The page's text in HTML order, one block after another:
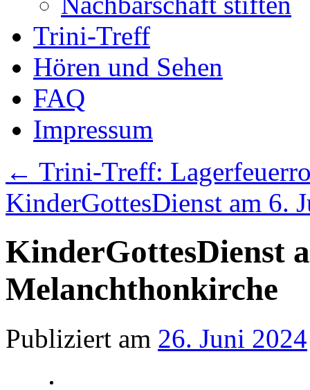
Trini-Treff
Hören und Sehen
FAQ
Impressum
← Trini-Treff:
KinderGottesDienst am
KinderGottesDienst
Melanchthonkirche
Publiziert am 26. Juni 2024